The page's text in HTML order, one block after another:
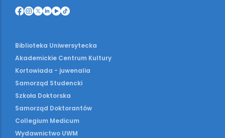
Biblioteka Uniwersytecka
Akademickie Centrum Kultury
Kortowiada - juwenalia
Samorząd Studencki
Szkoła Doktorska
Samorząd Doktorantów
Collegium Medicum
Wydawnictwo UWM